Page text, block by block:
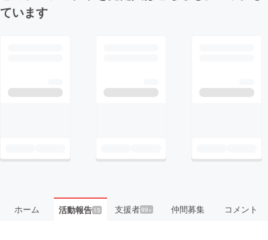
ています
ホーム 活動報告15 支援者99+ 仲間募集 コメント